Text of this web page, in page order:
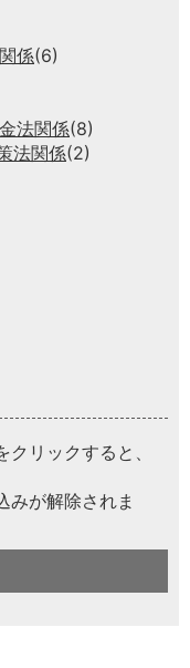
係(6)
法関係(8)
法関係(2)
リックすると、
みが解除されま